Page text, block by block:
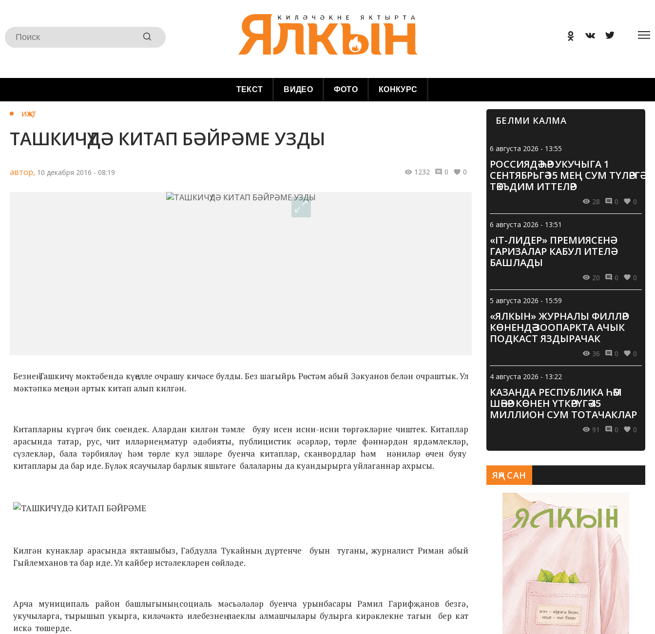
ТЕКСТ ВИДЕО ФОТО КОНКУРС
ИҖАТ
ТАШКИЧҮДӘ КИТАП БӘЙРӘМЕ УЗДЫ
автор, 10 декабря 2016 - 08:19 1232 0 0
Безнең Ташкичү мәктәбендә күңелле очрашу кичәсе булды. Без шагыйрь Рөстәм абый Зәкуанов белән очраштык. Ул
мәктәпкә меңнән артык китап алып килгән.
Китапларны күргәч бик сөендек. Алардан килгән тәмле буяу исен исни-исни төргәкләрне чиштек. Китаплар
арасында татар, рус, чит илләрнең матур әдәбияты, публицистик әсәрләр, төрле фәннәрдән ярдәмлекләр,
сүзлекләр, бала тәрбияләү һәм төрле кул эшләре буенча китаплар, сканвордлар һәм нәниләр өчен буяу
китаплары да бар иде. Бүләк ясаучылар барлык яшьтәге балаларны да куандырырга уйлаганнар ахрысы.
Килгән кунаклар арасында якташыбыз, Габдулла Тукайның дүртенче буын туганы, журналист Риман абый
Гыйлемханов та бар иде. Ул кайбер истәлекләрен сөйләде.
Арча муниципаль район башлыгының социаль мәсьәләләр буенча урынбасары Рамил Гарифҗанов безгә,
укучыларга, тырышып укырга, киләчәктә илебезнең лаеклы алмашчылары булырга кирәклекне тагын бер кат
искә төшерде.
БЕЛМИ КАЛМА
6 августа 2026 - 13:55
РОССИЯДӘ ҺӘР УКУЧЫГА 1
СЕНТЯБРЬГӘ 15 МЕҢ СУМ ТҮЛӘРГӘ
ТӘКЪДИМ ИТТЕЛӘР
28 0 0
6 августа 2026 - 13:51
«IT-ЛИДЕР» ПРЕМИЯСЕНӘ
ГАРИЗАЛАР КАБУЛ ИТЕЛӘ
БАШЛАДЫ
20 0 0
5 августа 2026 - 15:59
«ЯЛКЫН» ЖУРНАЛЫ ФИЛЛӘР
КӨНЕНДӘ ЗООПАРКТА АЧЫК
ПОДКАСТ ЯЗДЫРАЧАК
36 0 0
4 августа 2026 - 13:22
КАЗАНДА РЕСПУБЛИКА ҺӘМ
ШӘҺӘР КӨНЕН ҮТКӘРҮГӘ 45
МИЛЛИОН СУМ ТОТАЧАКЛАР
91 0 0
ЯҢА САН